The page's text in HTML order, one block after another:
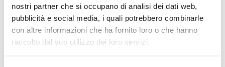
nostri partner che si occupano di analisi dei dati web,
pubblicità e social media, i quali potrebbero combinarle
con altre informazioni che ha fornito loro o che hanno
raccolto dal suo utilizzo dei loro servizi.
Specifiche Tecniche